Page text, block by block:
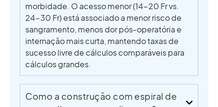
morbidade. O acesso menor (14-20 Fr vs.
24-30 Fr) está associado a menor risco de
sangramento, menos dor pós-operatória e
internação mais curta, mantendo taxas de
sucesso livre de cálculos comparáveis para
cálculos grandes.
Como a construção com espiral de